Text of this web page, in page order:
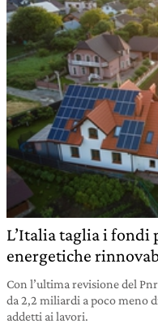
L’Italia taglia i fondi
energetiche
Con l’ultima revisione del
da 2,2 miliardi a poco meno
addetti ai lavori.